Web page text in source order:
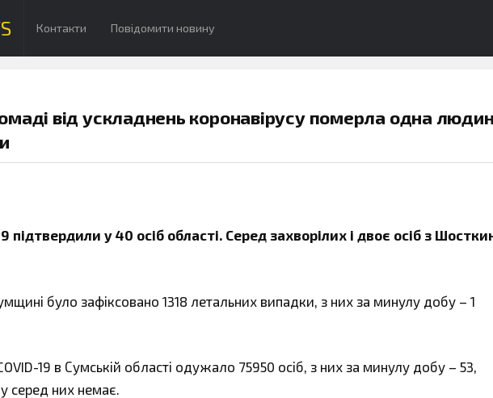
Контакти Повідомити новину
від ускладнень коронавірусу померла одна
підтвердили у 40 осіб області. Серед захворілих і двоє осіб з
було зафіксовано 1318 летальних випадки, з них за минулу добу – 1
19 в Сумській області одужало 75950 осіб, з них за минулу добу – 53,
серед них немає.